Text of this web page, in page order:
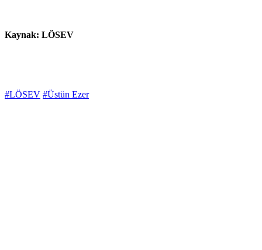
Kaynak: LÖSEV
#LÖSEV #Üstün Ezer